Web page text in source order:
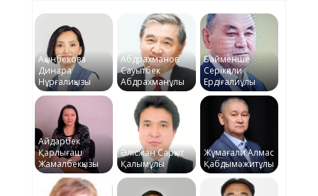
Ақынбекова
Динара
Нұрғалиқызы
Абдрахманов
Сауытбек
Абдрахманұлы
Байменше
Серікқали
Ердіғалиұлы
Айдарбек
Қарлығаш
Жамалбекқызы
Әлісжан Сарқыт
Қалымұлы
Жұмағали Алмас
Қабдымәжитұлы